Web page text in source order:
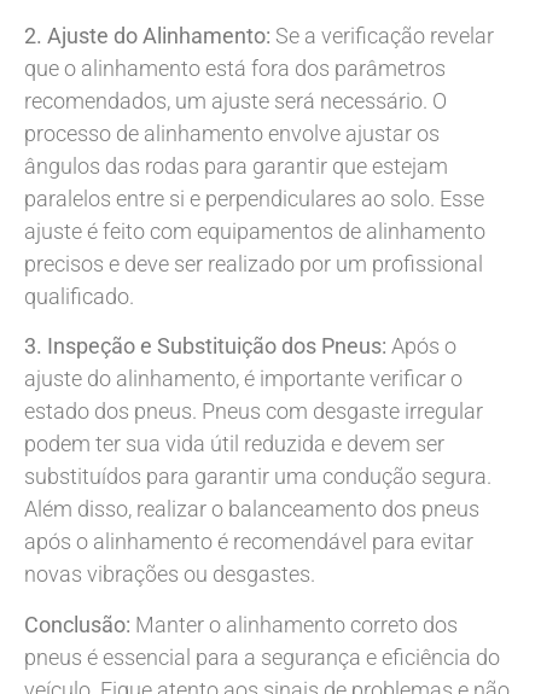
2. Ajuste do Alinhamento: Se a verificação revelar
que o alinhamento está fora dos parâmetros
recomendados, um ajuste será necessário. O
processo de alinhamento envolve ajustar os
ângulos das rodas para garantir que estejam
paralelos entre si e perpendiculares ao solo. Esse
ajuste é feito com equipamentos de alinhamento
precisos e deve ser realizado por um profissional
qualificado.
3. Inspeção e Substituição dos Pneus: Após o
ajuste do alinhamento, é importante verificar o
estado dos pneus. Pneus com desgaste irregular
podem ter sua vida útil reduzida e devem ser
substituídos para garantir uma condução segura.
Além disso, realizar o balanceamento dos pneus
após o alinhamento é recomendável para evitar
novas vibrações ou desgastes.
Conclusão: Manter o alinhamento correto dos
pneus é essencial para a segurança e eficiência do